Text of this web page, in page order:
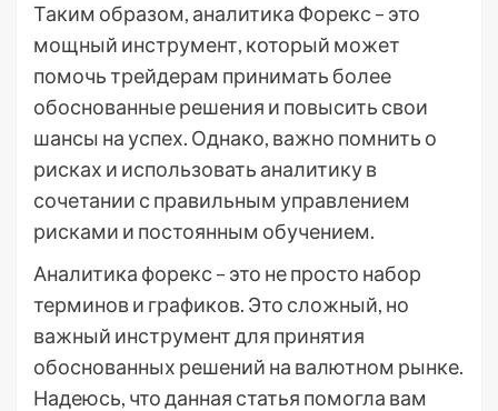
Таким образом, аналитика Форекс – это
мощный инструмент, который может
помочь трейдерам принимать более
обоснованные решения и повысить свои
шансы на успех. Однако, важно помнить о
рисках и использовать аналитику в
сочетании с правильным управлением
рисками и постоянным обучением.
Аналитика форекс – это не просто набор
терминов и графиков. Это сложный, но
важный инструмент для принятия
обоснованных решений на валютном рынке.
Надеюсь, что данная статья помогла вам